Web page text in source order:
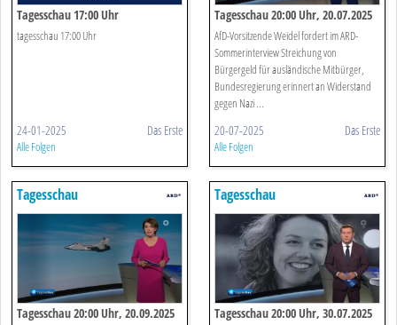
Tagesschau 17:00 Uhr
tagesschau 17:00 Uhr
24-01-2025 Das Erste
Alle Folgen
Tagesschau 20:00 Uhr, 20.07.2025
AfD-Vorsitzende Weidel fordert im ARD-
Sommerinterview Streichung von
Bürgergeld für ausländische Mitbürger,
Bundesregierung erinnert an Widerstand
gegen Nazi ...
20-07-2025 Das Erste
Alle Folgen
Tagesschau
Tagesschau 20:00 Uhr, 20.09.2025
Tagesschau
Tagesschau 20:00 Uhr, 30.07.2025